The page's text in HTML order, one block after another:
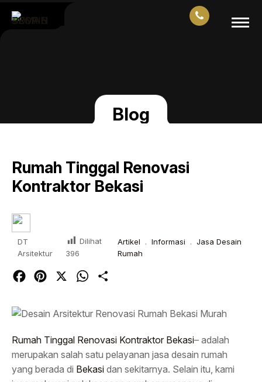
Blog
Rumah Tinggal Renovasi
Kontraktor Bekasi
DT
Arsitektur
Dilihat
396
Artikel . Informasi . Jasa Desain
Rumah
FacebookPinterest WhatsApp
Rumah Tinggal Renovasi Kontraktor Bekasi– adalah
merupakan salah satu pelayanan jasa desain rumah
yang berada di Bekasi dan sekitarnya. Selain itu, kami